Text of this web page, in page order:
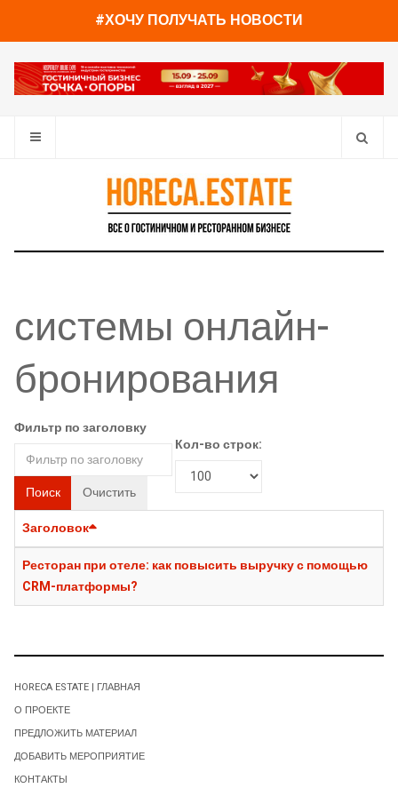
#ХОЧУ ПОЛУЧАТЬ НОВОСТИ
системы онлайн-
бронирования
Фильтр по заголовку
Поиск Очистить
Кол-во строк:
Заголовок
Ресторан при отеле: как повысить выручку с помощью
CRM-платформы?
HORECA ESTATE | ГЛАВНАЯ
О ПРОЕКТЕ
ПРЕДЛОЖИТЬ МАТЕРИАЛ
ДОБАВИТЬ МЕРОПРИЯТИЕ
КОНТАКТЫ